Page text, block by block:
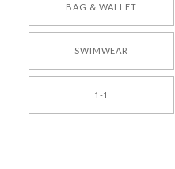
250
2026/05/24
2026/04/14
BAG & WALLET
SWIMWEAR
1-1